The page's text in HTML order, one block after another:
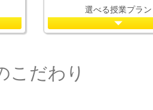
選べる授業プラン
こだわり